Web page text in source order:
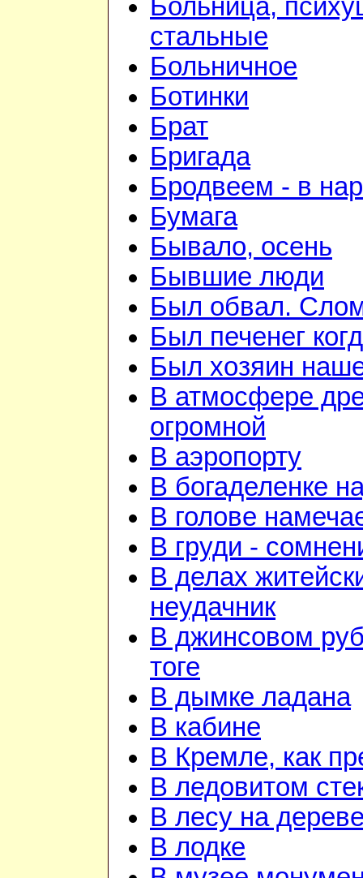
Больница,
стальные
Больничное
Ботинки
Брат
Бригада
Бродвеем - в
Бумага
Бывало, осень
Бывшие люди
Был обвал.
Был печенег
Был хозяин
В атмосфере
огромной
В аэропорту
В богаделенке
В голове
В груди -
В делах
неудачник
В джинсовом
тоге
В дымке ладана
В кабине
В Кремле, как
В ледовитом
В лесу на
В лодке